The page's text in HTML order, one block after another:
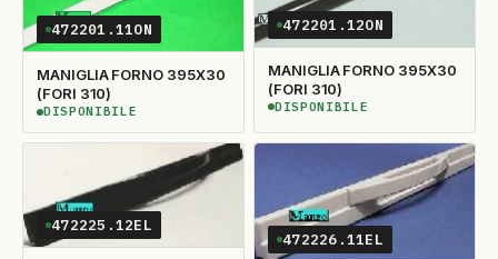
472201.11ON
MANIGLIA FORNO 395X30
(FORI 310)
DISPONIBILE
DISPONIBILE
472201.12ON
MANIGLIA FORNO 395X30
(FORI 310)
DISPONIBILE
DISPONIBILE
472225.12EL
472226.11EL